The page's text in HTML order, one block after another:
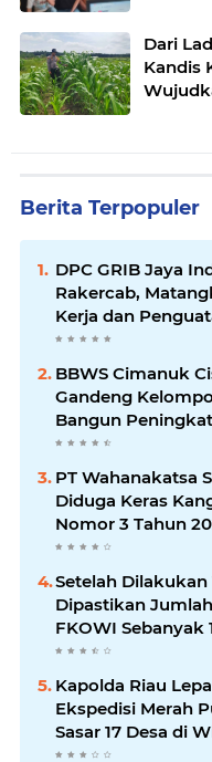
Dari
Kandis
Berita Terpopuler
DPC GRIB Jaya
Rakercab,
Kerja dan
BBWS Cimanuk
Gandeng
Bangun
Irigasi untuk
Ketahanan Pangan
PT Wahanakatsa
Diduga Keras
Nomor 3 Tahun
Pidana Dan Denda
Setelah
Dipastikan
FKOWI Sebanyak
Wartawan
Indramayu
Kapolda Riau
Ekspedisi Merah
Sasar 17 Desa di